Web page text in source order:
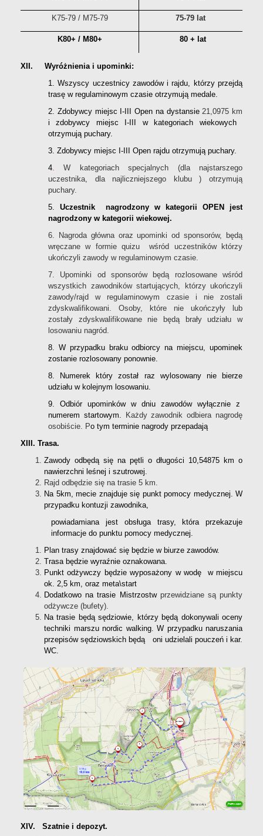
K75-79 / M75-79 75-79 lat
K80+ / M80+ 80 + lat
XII. Wyróżnienia i upominki:
1. Wszyscy uczestnicy zawodów i rajdu, którzy przejdą
trasę w regulaminowym czasie otrzymują medale.
2. Zdobywcy miejsc I-III Open na dystansie21,0975 km
i zdobywcy miejsc I-III w kategoriach wiekowych
otrzymują puchary.
3. Zdobywcy miejsc I-III Open rajdu otrzymują puchary.
4.W kategoriach specjalnych (dla najstarszego
uczestnika, dla najliczniejszego klubu ) otrzymują
puchary.
5.Uczestnik nagrodzony w kategorii OPEN jest
nagrodzony w kategorii wiekowej.
6. Nagroda główna oraz upominki od sponsorów, będą
wręczane w formie quizu wśród uczestników którzy
ukończyli zawody w regulaminowym czasie.
7. Upominki od sponsorów będą rozlosowane wśród
wszystkich zawodników startujących, którzy ukończyli
zawody/rajd w regulaminowym czasie i nie zostali
zdyskwalifikowani. Osoby, które nie ukończyły lub
zostały zdyskwalifikowane nie będą brały udziału w
losowaniu nagród.
8. W przypadku braku odbiorcy na miejscu, upominek
zostanie rozlosowany ponownie.
8. Numerek który został raz wylosowany nie bierze
udziału w kolejnym losowaniu.
9. Odbiór upominków w dniu zawodów wyłącznie z
numerem startowym.
Każdy zawodnik odbiera nagrodę
osobiście. Po tym terminie nagrody przepadają
XIII. Trasa.
Zawody odbędą się na pętli o długości 10,54875 km o
nawierzchni leśnej i szutrowej.
Rajd odbędzie się na trasie 5 km.
Na 5km, mecie znajduje się punkt pomocy medycznej. W
przypadku kontuzji zawodnika,
powiadamiana jest obsługa trasy, która przekazuje
informacje do punktu pomocy medycznej.
Plan trasy znajdować się będzie w biurze zawodów.
Trasa będzie wyraźnie oznakowana.
Punkt odżywczy będzie wyposażony w wodę w miejscu
ok. 2,5 km, oraz meta\start
Dodatkowo na trasie Mistrzostw przewidziane są punkty
odżywcze (bufety).
Na trasie będą sędziowie, którzy będą dokonywali oceny
techniki marszu nordic walking. W przypadku naruszania
przepisów sędziowskich będą oni udzielali pouczeń i kar.
WC.
XIV. Szatnie i depozyt.